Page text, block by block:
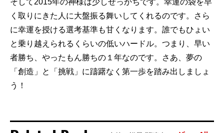
そして2015年の神様は少しせっかちです。幸運の袋を早
く取りにきた人に大盤振る舞いしてくれるのです。さら
に幸運を授ける選考基準も甘くなります。誰でもひょい
と乗り越えられるくらいの低いハードル。つまり、早い
者勝ち、やったもん勝ちの１年なのです。さあ、夢の
「創造」と「挑戦」に躊躇なく第一歩を踏み出しましょ
う！